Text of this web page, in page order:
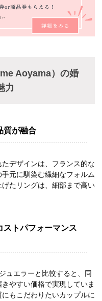
Aoyama）の婚
力
質が融合
デザインは、フランス的な
元に馴染む繊細なフォルム
たリングは、細部まで高い
ストパフォーマンス
ュエラーと比較すると、同
やすい価格で実現していま
もこだわりたいカップルに